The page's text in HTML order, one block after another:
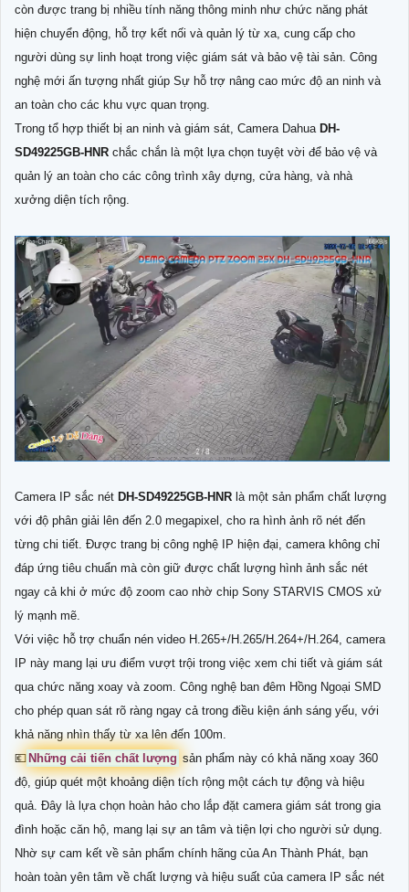
còn được trang bị nhiều tính năng thông minh như chức năng phát
hiện chuyển động, hỗ trợ kết nối và quản lý từ xa, cung cấp cho
người dùng sự linh hoạt trong việc giám sát và bảo vệ tài sản. Công
nghệ mới ấn tượng nhất giúp Sự hỗ trợ nâng cao mức độ an ninh và
an toàn cho các khu vực quan trọng.
Trong tổ hợp thiết bị an ninh và giám sát, Camera Dahua DH-
SD49225GB-HNR chắc chắn là một lựa chọn tuyệt vời để bảo vệ và
quản lý an toàn cho các công trình xây dựng, cửa hàng, và nhà
xưởng diện tích rộng.
Camera IP sắc nét DH-SD49225GB-HNR là một sản phẩm chất lượng
với độ phân giải lên đến 2.0 megapixel, cho ra hình ảnh rõ nét đến
từng chi tiết. Được trang bị công nghệ IP hiện đại, camera không chỉ
đáp ứng tiêu chuẩn mà còn giữ được chất lượng hình ảnh sắc nét
ngay cả khi ở mức độ zoom cao nhờ chip Sony STARVIS CMOS xử
lý mạnh mẽ.
Với việc hỗ trợ chuẩn nén video H.265+/H.265/H.264+/H.264, camera
IP này mang lại ưu điểm vượt trội trong việc xem chi tiết và giám sát
qua chức năng xoay và zoom. Công nghệ ban đêm Hồng Ngoại SMD
cho phép quan sát rõ ràng ngay cả trong điều kiện ánh sáng yếu, với
khả năng nhìn thấy từ xa lên đến 100m.
💶 Những cải tiến chất lượng sản phẩm này có khả năng xoay 360
độ, giúp quét một khoảng diện tích rộng một cách tự động và hiệu
quả. Đây là lựa chọn hoàn hảo cho lắp đặt camera giám sát trong gia
đình hoặc căn hộ, mang lại sự an tâm và tiện lợi cho người sử dụng.
Nhờ sự cam kết về sản phẩm chính hãng của An Thành Phát, bạn
hoàn toàn yên tâm về chất lượng và hiệu suất của camera IP sắc nét